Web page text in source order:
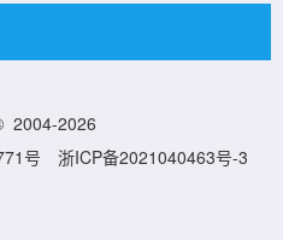
2004-2026
号
浙ICP备2021040463号-3